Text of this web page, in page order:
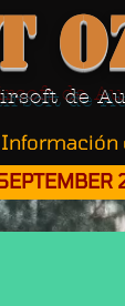
de
Información